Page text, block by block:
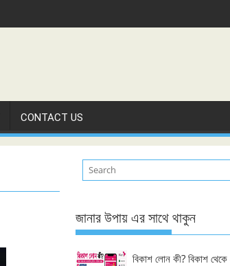
CONTACT US
জানার উপায় এর সাথে থাকুন
বিকাশ লোন কী? বিকাশ